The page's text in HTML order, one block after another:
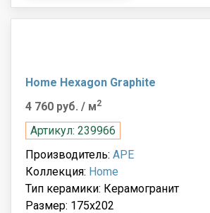
Home Hexagon Graphite
4 760 руб. / м2
Артикул: 239966
Производитель: APE
Коллекция: Home
Тип керамики: Керамогранит
Размер: 175x202